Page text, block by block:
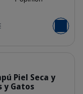
Añadir
Piel Seca y
y Gatos